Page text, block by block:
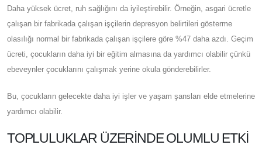
Daha yüksek ücret, ruh sağlığını da iyileştirebilir. Örneğin, asgari ücretle
çalışan bir fabrikada çalışan işçilerin depresyon belirtileri gösterme
olasılığı normal bir fabrikada çalışan işçilere göre %47 daha azdı. Geçim
ücreti, çocukların daha iyi bir eğitim almasına da yardımcı olabilir çünkü
ebeveynler çocuklarını çalışmak yerine okula gönderebilirler.
Bu, çocukların gelecekte daha iyi işler ve yaşam şansları elde etmelerine
yardımcı olabilir.
TOPLULUKLAR ÜZERINDE OLUMLU ETKI